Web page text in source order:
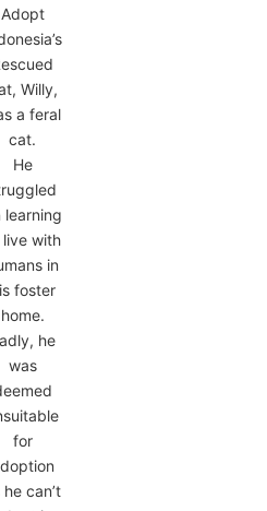
Adopt
Willy,
a feral
cat.
He
learning
with
in
foster
home.
he
was
for
he can’t